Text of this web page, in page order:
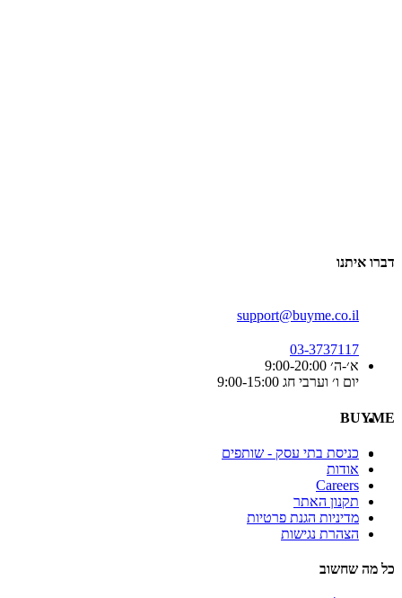
דברו איתנו
support@buyme.co.il
03-3737117
א׳-ה׳ 9:00-20:00
יום ו׳ וערבי חג 9:00-15:00
BUYME
כניסת בתי עסק - שותפים
אודות
Careers
תקנון האתר
מדיניות הגנת פרטיות
הצהרת נגישות
כל מה שחשוב